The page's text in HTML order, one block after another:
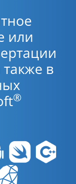
или
также в
®